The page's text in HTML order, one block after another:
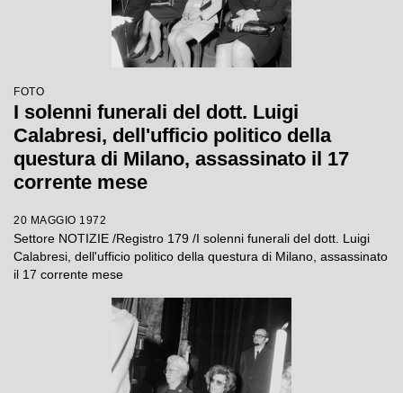
FOTO
I solenni funerali del dott. Luigi
Calabresi, dell'ufficio politico della
questura di Milano, assassinato il 17
corrente mese
20 MAGGIO 1972
Settore NOTIZIE /Registro 179 /I solenni funerali del dott. Luigi
Calabresi, dell'ufficio politico della questura di Milano, assassinato
il 17 corrente mese